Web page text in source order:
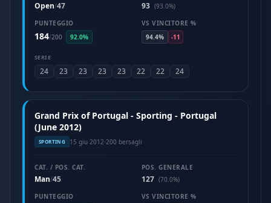
Open/47 93 (93.0%)
PUNTEGGIO
184/200 92.0%
VS VINCITORE %
94.4%
-11
SERIE
24 23 23 23 23 22 22 24
Grand Prix of Portugal - Sporting - Portugal
(June 2012)
SPORTING 15 giu 2012·200 bersagli
CAT. / POS. CAT.
Man/45
POS. GENERALE
127 (70.0%)
PUNTEGGIO
VS VINCITORE %